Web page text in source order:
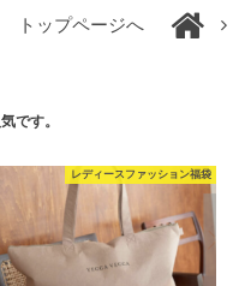
トップページへ
です。
レディースファッション福袋